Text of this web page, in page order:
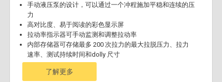
手动液压泵的设计，可以通过一个冲程施加平稳和连续的压
力
高对比度、易于阅读的彩色显示屏
拉动率指示器可手动监测和调整拉动率
内部存储器可存储最多 200 次拉力的最大拉脱压力、拉力
速率、测试持续时间和dolly 尺寸
了解更多